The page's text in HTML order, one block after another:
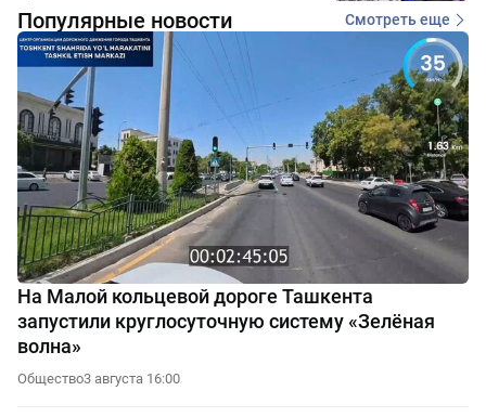
Популярные новости Смотреть еще
На Малой кольцевой дороге Ташкента
запустили круглосуточную систему «Зелёная
волна»
Общество3 августа 16:00